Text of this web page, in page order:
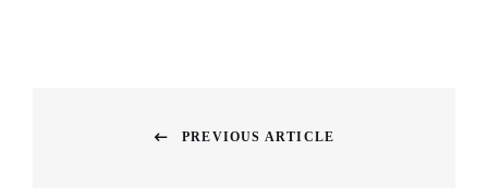
PREVIOUS ARTICLE